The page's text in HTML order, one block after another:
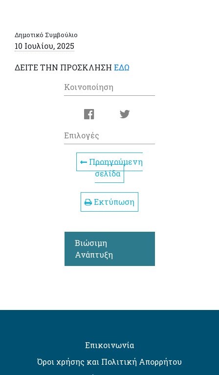
Δημοτικό Συμβούλιο
10 Ιουλίου, 2025
ΔΕΙΤΕ ΤΗΝ ΠΡΟΣΚΛΗΣΗ ΕΔΩ
Κοινοποίηση
Επιλογές
Προηγούμενη
σελίδα
Εκτύπωση
Βιώσιμη
Ανάπτυξη
Επικοινωνία
Όροι χρήσης και Πολιτική Απορρήτου